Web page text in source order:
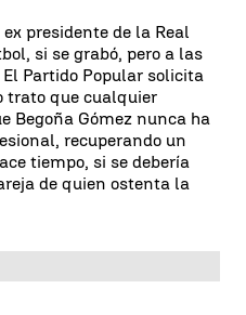
presidente de la Real
si se grabó, pero a las
Partido Popular solicita
trato que cualquier
Begoña Gómez nunca ha
recuperando un
tiempo, si se debería
de quien ostenta la